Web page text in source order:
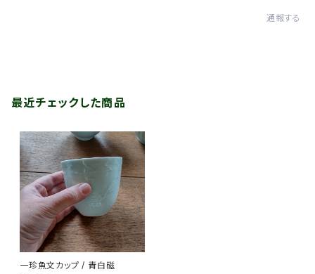
通報する
最近チェックした商品
一珍魚文カップ / 青白磁